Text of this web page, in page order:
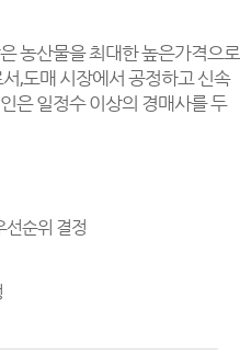
농산물을 최대한 높은가격으로
,도매 시장에서 공정하고 신속
은 일정수 이상의 경매사를 두
선순위 결정